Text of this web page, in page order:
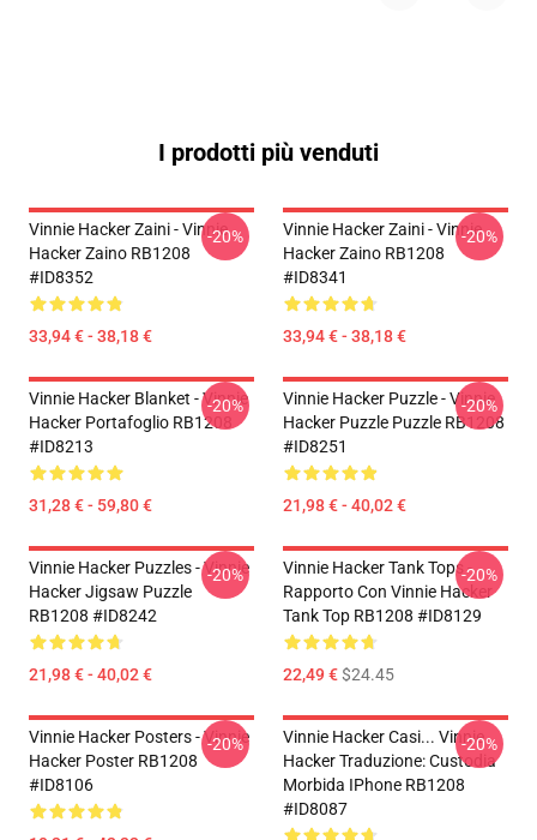
I prodotti più venduti
Vinnie Hacker Zaini - Vinnie
Hacker Zaino RB1208
#ID8352
33,94 € - 38,18 €
-20%
Vinnie Hacker Zaini - Vinnie
Hacker Zaino RB1208
#ID8341
33,94 € - 38,18 €
-20%
Vinnie Hacker Blanket - Vinnie
Hacker Portafoglio RB1208
#ID8213
31,28 € - 59,80 €
-20%
Vinnie Hacker Puzzle - Vinnie
Hacker Puzzle Puzzle RB1208
#ID8251
21,98 € - 40,02 €
-20%
Vinnie Hacker Puzzles - Vinnie
Hacker Jigsaw Puzzle
RB1208 #ID8242
21,98 € - 40,02 €
-20%
Vinnie Hacker Tank Tops -
Rapporto Con Vinnie Hacker
Tank Top RB1208 #ID8129
22,49 €$24.45
-20%
Vinnie Hacker Posters - Vinnie
Hacker Poster RB1208
#ID8106
-20%
Vinnie Hacker Casi... Vinnie
Hacker Traduzione: Custodia
Morbida IPhone RB1208
#ID8087
-20%